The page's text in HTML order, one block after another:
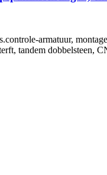
controle-armatuur,
, tandem dobbelsteen,